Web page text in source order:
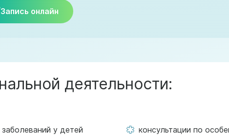
Запись онлайн
деятельности:
у детей
консультации по